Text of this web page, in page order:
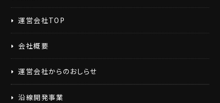
運営会社TOP
会社概要
運営会社からのおしらせ
沿線開発事業